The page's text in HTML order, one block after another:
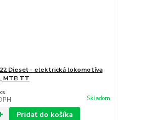
Diesel - elektrická lokomotíva
MTB TT
Skladom
Pridať do košíka